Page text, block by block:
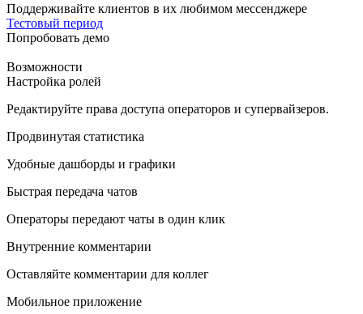
Поддерживайте клиентов в их любимом мессенджере
Тестовый период
Попробовать демо
Возможности
Настройка ролей
Редактируйте права доступа операторов и супервайзеров.
Продвинутая статистика
Удобные дашборды и графики
Быстрая передача чатов
Операторы передают чаты в один клик
Внутренние комментарии
Оставляйте комментарии для коллег
Мобильное приложение